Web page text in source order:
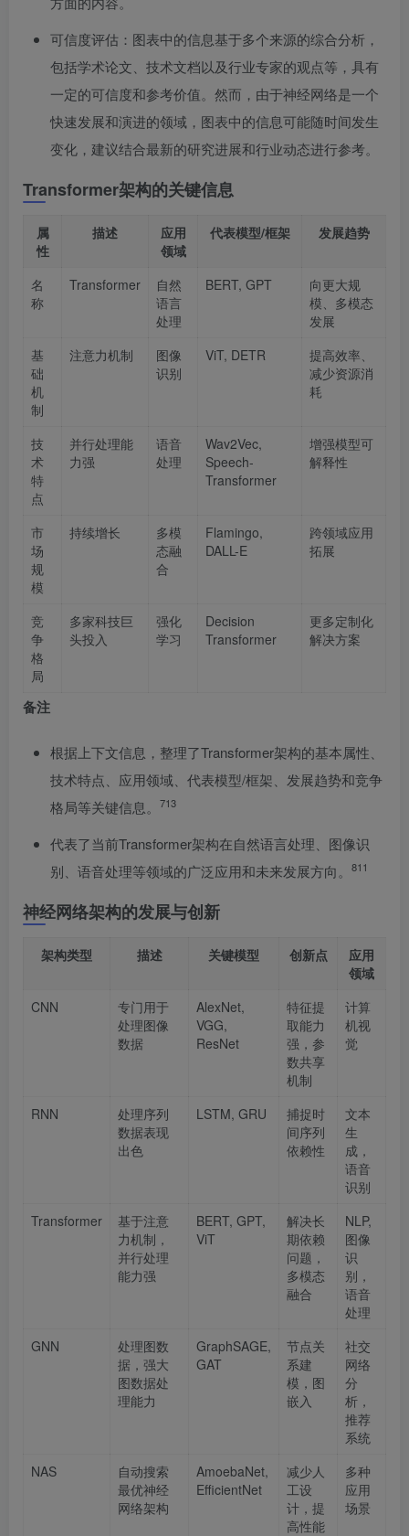
可信度评估：图表中的信息基于多个来源的综合分析，
包括学术论文、技术文档以及行业专家的观点等，具有
一定的可信度和参考价值。然而，由于神经网络是一个
快速发展和演进的领域，图表中的信息可能随时间发生
变化，建议结合最新的研究进展和行业动态进行参考。
Transformer架构的关键信息
属
性
描述
应用
领域
代表模型/框架 发展趋势
名
称
Transformer
自然
语言
处理
BERT, GPT
向更大规
模、多模态
发展
基
础
机
制
注意力机制
图像
识别
ViT, DETR
提高效率、
减少资源消
耗
技
术
特
点
并行处理能
力强
语音
处理
Wav2Vec,
Speech-
Transformer
增强模型可
解释性
市
场
规
模
持续增长
多模
态融
合
Flamingo,
DALL-E
跨领域应用
拓展
竞
争
格
局
多家科技巨
头投入
强化
学习
Decision
Transformer
更多定制化
解决方案
备注
根据上下文信息，整理了Transformer架构的基本属性、
技术特点、应用领域、代表模型/框架、发展趋势和竞争
格局等关键信息。
713
代表了当前Transformer架构在自然语言处理、图像识
别、语音处理等领域的广泛应用和未来发展方向。
811
神经网络架构的发展与创新
架构类型 描述 关键模型 创新点
应用
领域
CNN
专门用于
处理图像
数据
AlexNet,
VGG,
ResNet
特征提
取能力
强，参
数共享
机制
计算
机视
觉
RNN
处理序列
数据表现
出色
LSTM, GRU
捕捉时
间序列
依赖性
文本
生
成，
语音
识别
Transformer
基于注意
力机制，
并行处理
能力强
BERT, GPT,
ViT
解决长
期依赖
问题，
多模态
融合
NLP,
图像
识
别，
语音
处理
GNN
处理图数
据，强大
图数据处
理能力
GraphSAGE,
GAT
节点关
系建
模，图
嵌入
社交
网络
分
析，
推荐
系统
NAS
自动搜索
最优神经
网络架构
AmoebaNet,
EfficientNet
减少人
工设
计，提
高性能
多种
应用
场景